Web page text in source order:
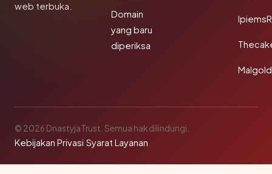
web terbuka.
Domain
yang baru
diperiksa
© 2026 DnastyjaTrust. Semua hak dilindungi.
Kebijakan Privasi·Syarat Layanan